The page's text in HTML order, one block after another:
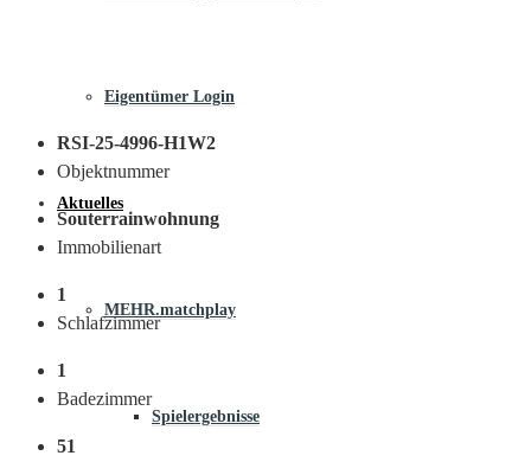
Eigentümer Login
Aktuelles
MEHR.matchplay
Spielergebnisse
RSI-25-4996-H1W2
Objektnummer
Souterrainwohnung
Immobilienart
1
Schlafzimmer
1
Badezimmer
51